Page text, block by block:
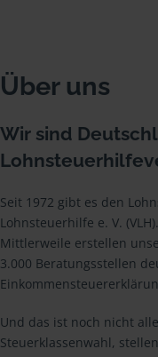
Über uns
Wir sind
Seit 1972 gibt es den
Lohnsteuerhilfe e. V.
Mittlerweile erstellen
3.000 Beratungsstellen
Und das ist noch nicht
Steuerklassenwahl,